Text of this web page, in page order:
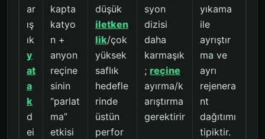
ar
ış
ık
y
at
a
k
d
ei
kapta
katyo
n +
anyon
reçine
sinin
“parlat
ma”
etkisi
düşük
iletken
lik/çok
yüksek
saflık
hedefle
rinde
üstün
perfor
syon
dizisi
daha
karmaşık
; reçine
ayırma/k
arıştırma
gerektirir
yıkama
ile
ayrıştır
ma ve
ayrı
rejenera
nt
dağıtımı
tipiktir.